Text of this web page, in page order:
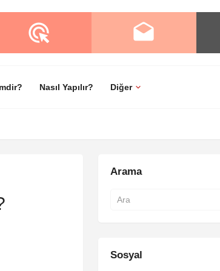
Nasıl Yapılır? Diğer
Arama
Sosyal